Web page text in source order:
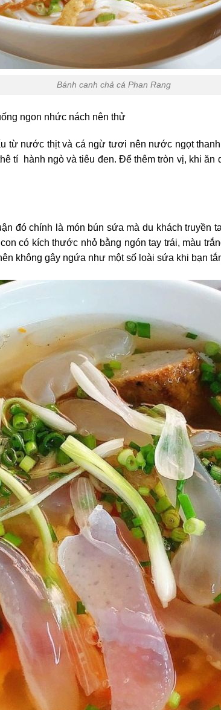
Bánh canh chả cá Phan Rang
ngon nhức nách nên thử
từ nước thịt và cá ngừ tươi nên nước ngọt
tí hành ngò và tiêu đen. Để thêm tròn vị, khi ăn
đó chính là món bún sứa mà du khách truyền
có kích thước nhỏ bằng ngón tay trái, màu
không gây ngứa như một số loài sứa khi bạn